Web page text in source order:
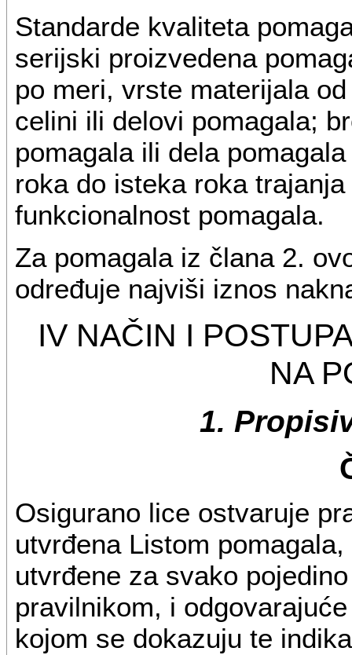
Standarde kvaliteta
serijski proizvedena
po meri, vrste materijala
celini ili delovi pomagala;
pomagala ili dela
roka do isteka roka
funkcionalnost pomagala.
Za pomagala iz člana 2.
određuje najviši iznos
IV NAČIN I
NA
1.
Osigurano lice ostvaruje
utvrđena Listom
utvrđene za svako
pravilnikom, i
kojom se dokazuju te